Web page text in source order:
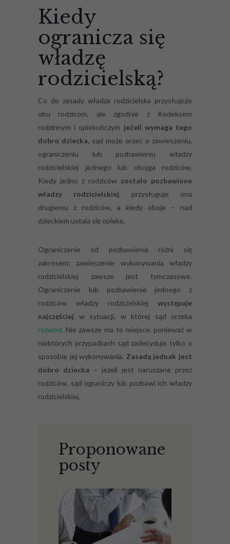
Kiedy
ogranicza się
władzę
rodzicielską?
Co do zasady władza rodzicielska przysługuje
obu rodzicom, ale zgodnie z Kodeksem
rodzinnym i opiekuńczym jeżeli wymaga tego
dobro dziecka, sąd może orzec o zawieszeniu,
ograniczeniu lub pozbawieniu władzy
rodzicielskiej jednego lub obojga rodziców.
Kiedy jedno z rodziców zostało pozbawione
władzy rodzicielskiej, przysługuje ona
drugiemu z rodziców, a kiedy oboje – nad
dzieckiem ustala się opiekę.
Ograniczenie od pozbawienia różni się
zakresem; zawieszenie wykonywania władzy
rodzicielskiej zawsze jest tymczasowe.
Ograniczenie lub pozbawienie jednego z
rodziców władzy rodzicielskiej występuje
najczęściej w sytuacji, w której sąd orzeka
rozwód. Nie zawsze ma to miejsce, ponieważ w
niektórych przypadkach sąd zadecyduje tylko o
sposobie jej wykonywania. Zasadą jednak jest
dobro dziecka – jeżeli jest naruszane przez
rodziców, sąd ograniczy lub pozbawi ich władzy
rodzicielskiej.
Proponowane
posty